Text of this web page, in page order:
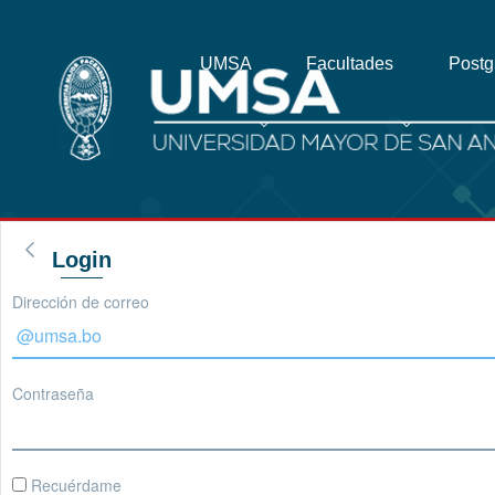
UMSA Facultades
Login
Dirección de correo
Contraseña
Recuérdame